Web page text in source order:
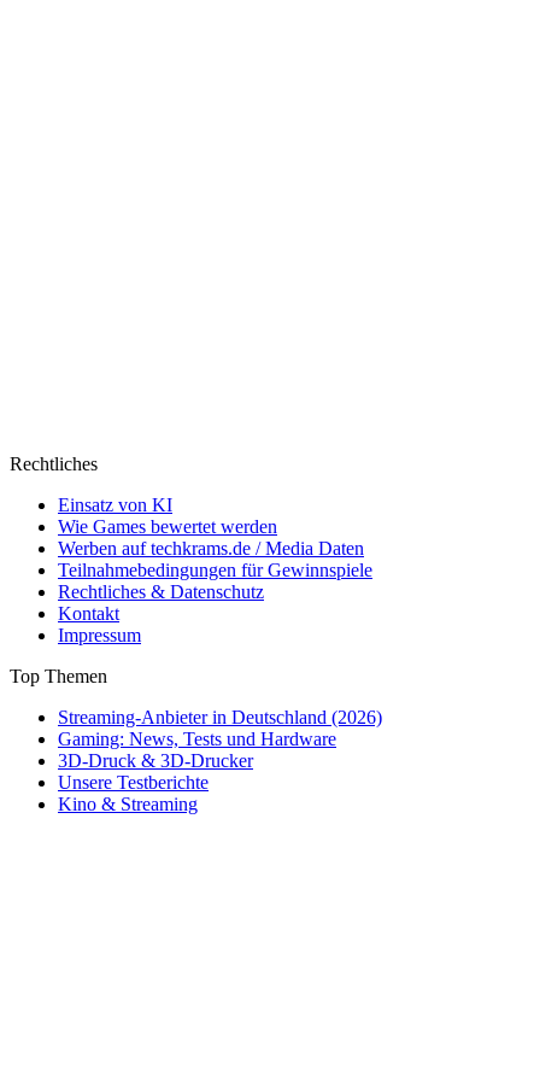
Rechtliches
Einsatz von KI
Wie Games bewertet werden
Werben auf techkrams.de / Media Daten
Teilnahmebedingungen für Gewinnspiele
Rechtliches & Datenschutz
Kontakt
Impressum
Top Themen
Streaming-Anbieter in Deutschland (2026)
Gaming: News, Tests und Hardware
3D-Druck & 3D-Drucker
Unsere Testberichte
Kino & Streaming